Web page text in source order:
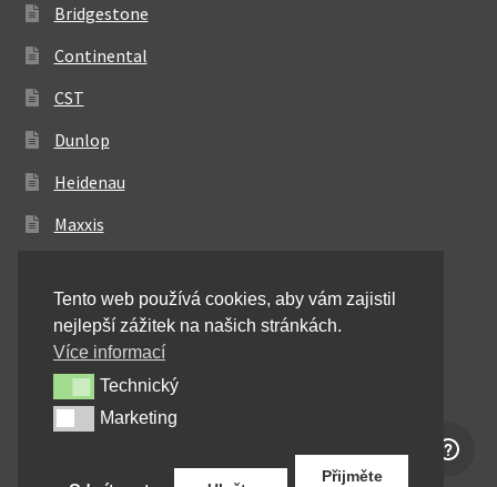
Bridgestone
Continental
CST
Dunlop
Heidenau
Maxxis
Michelin
Mitas
Pirelli
Shinko
Tento web používá cookies, aby vám zajistil
nejlepší zážitek na našich stránkách.
Více informací
TechnickýTechnický
MarketingMarketing
Přijměte